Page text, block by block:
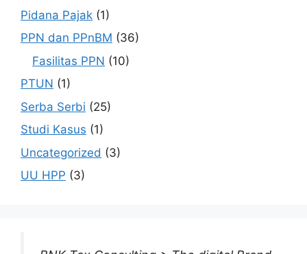
Pidana Pajak (1)
PPN dan PPnBM (36)
Fasilitas PPN (10)
PTUN (1)
Serba Serbi (25)
Studi Kasus (1)
Uncategorized (3)
UU HPP (3)